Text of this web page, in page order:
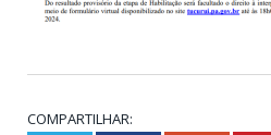
COMPARTILHAR: